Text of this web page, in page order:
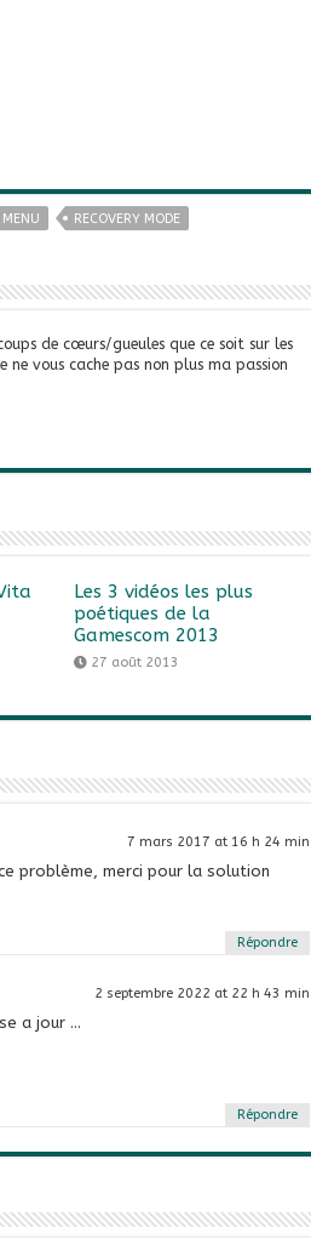
MENU RECOVERY MODE
de cœurs/gueules que ce soit sur les
ne vous cache pas non plus ma passion
Les 3 vidéos les plus
poétiques de la
Gamescom 2013
27 août 2013
7 mars 2017 at 16 h 24 min
problème, merci pour la solution
Répondre
2 septembre 2022 at 22 h 43 min
a jour …
Répondre